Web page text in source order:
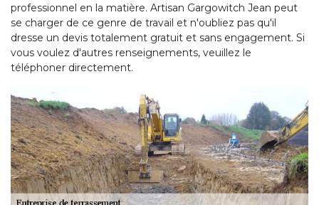
professionnel en la matière. Artisan Gargowitch Jean peut
se charger de ce genre de travail et n'oubliez pas qu'il
dresse un devis totalement gratuit et sans engagement. Si
vous voulez d'autres renseignements, veuillez le
téléphoner directement.